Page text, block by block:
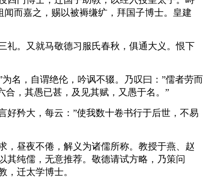
而嘉之，赐以被褥缣纩，拜国子博士。皇建
礼。又就马敬德习服氏春秋，俱通大义。恨下
名，自谓绝伦，吟讽不辍。乃叹曰：”儒者劳而
合，其愚已甚，及见其赋，又愚于名。”
矜大，每云：”使我数十卷书行于后世，不易
，昼夜不倦，解义为诸儒所称。教授于燕、赵
其纯儒，无意推荐。敬德请试方略，乃策问
迁太学博士。